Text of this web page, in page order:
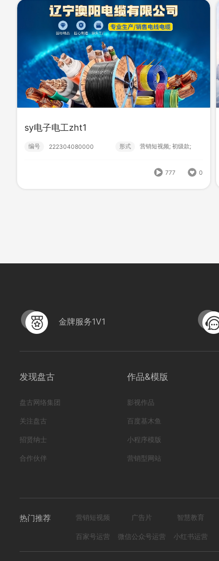
sy电子电工xdw1
748 0
sy电子电工zht1
编号 222304080000 形式 营销短视频; 初级款;
777 0
金牌服务1V1
发现盘古
盘古网络集团
关注盘古
招贤纳士
合作伙伴
作品&模版
影视作品
百度基木鱼
小程序模版
营销型网站
热门推荐 营销短视频 广告片 智慧教育
百家号运营 微信公众号运营 小红书运营